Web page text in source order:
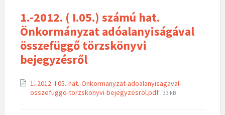
1.-2012. ( I.05.) számú hat.
Önkormányzat adóalanyiságával
összefüggő törzskönyvi
bejegyzésről
1.-2012.-I.05.-hat.-Onkormanyzat-adoalanyisagaval-
osszefuggo-torzskonyvi-bejegyzesrol.pdf 33 kB